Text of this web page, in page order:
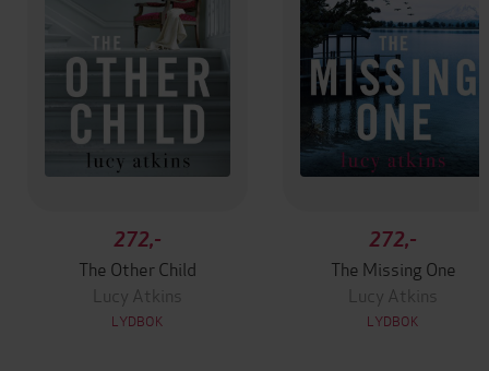
272,-
The Other Child
Lucy Atkins
LYDBOK
272,-
The Missing One
Lucy Atkins
LYDBOK